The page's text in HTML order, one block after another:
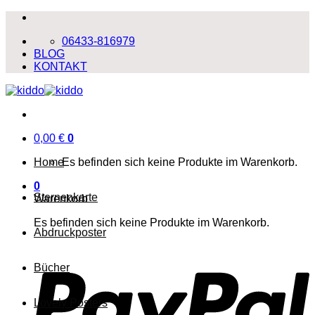
Zum
springen
06433-816979
BLOG
KONTAKT
0,00 € 0
Es befinden sich keine Produkte im Warenkorb.
0
Warenkorb
Es befinden sich keine Produkte im Warenkorb.
Home
Sternenkarte
Abdruckposter
Bücher
Lovely Posters